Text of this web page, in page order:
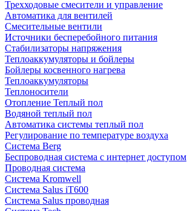
Трехходовые смесители и управление
Автоматика для вентилей
Смесительные вентили
Источники бесперебойного питания
Стабилизаторы напряжения
Теплоаккумуляторы и бойлеры
Бойлеры косвенного нагрева
Теплоаккумуляторы
Теплоносители
Отопление Теплый пол
Водяной теплый пол
Автоматика системы теплый пол
Регулирование по температуре воздуха
Система Berg
Беспроводная система с интернет доступом
Проводная система
Система Kromwell
Система Salus iT600
Система Salus проводная